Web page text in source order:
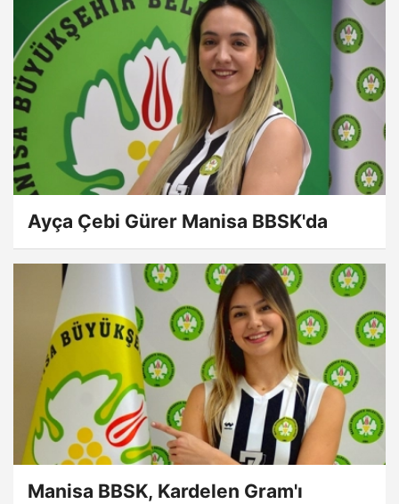
Ayça Çebi Gürer Manisa BBSK'da
Manisa BBSK, Kardelen Gram'ı